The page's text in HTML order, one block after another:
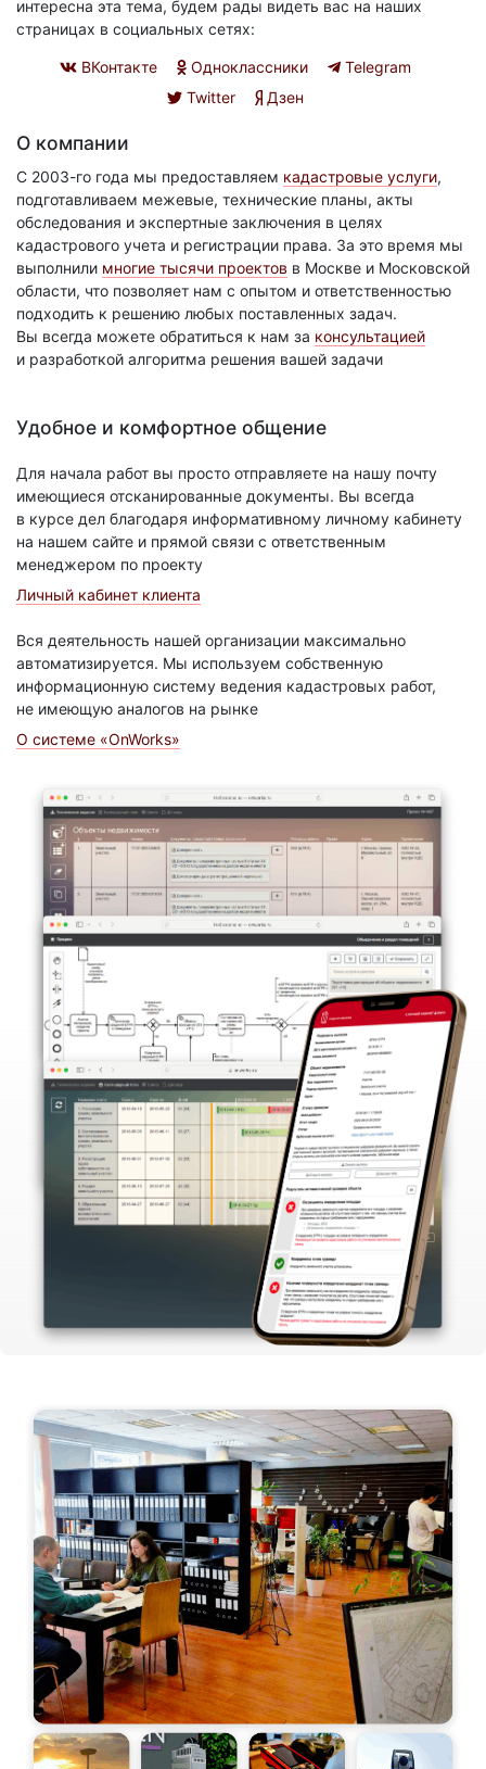
интересна эта тема, будем рады видеть вас на наших
страницах в социальных сетях:
ВКонтакте Одноклассники
Telegram
Twitter
Дзен
О компании
С 2003-го года мы предоставляем кадастровые услуги,
подготавливаем межевые, технические планы, акты
обследования и экспертные заключения в целях
кадастрового учета и регистрации права. За это время мы
выполнили многие тысячи проектов в Москве и Московской
области, что позволяет нам с опытом и ответственностью
подходить к решению любых поставленных задач.
Вы всегда можете обратиться к нам за консультацией
и разработкой алгоритма решения вашей задачи
Удобное и комфортное общение
Для начала работ вы просто отправляете на нашу почту
имеющиеся отсканированные документы. Вы всегда
в курсе дел благодаря информативному личному кабинету
на нашем сайте и прямой связи с ответственным
менеджером по проекту
Личный кабинет клиента
Вся деятельность нашей организации максимально
автоматизируется. Мы используем собственную
информационную систему ведения кадастровых работ,
не имеющую аналогов на рынке
О системе «OnWorks»